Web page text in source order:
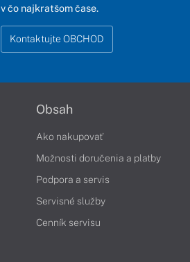
v čo najkratšom čase.
Kontaktujte OBCHOD
Obsah
Ako nakupovať
Možnosti doručenia a platby
Podpora a servis
Servisné služby
Cenník servisu